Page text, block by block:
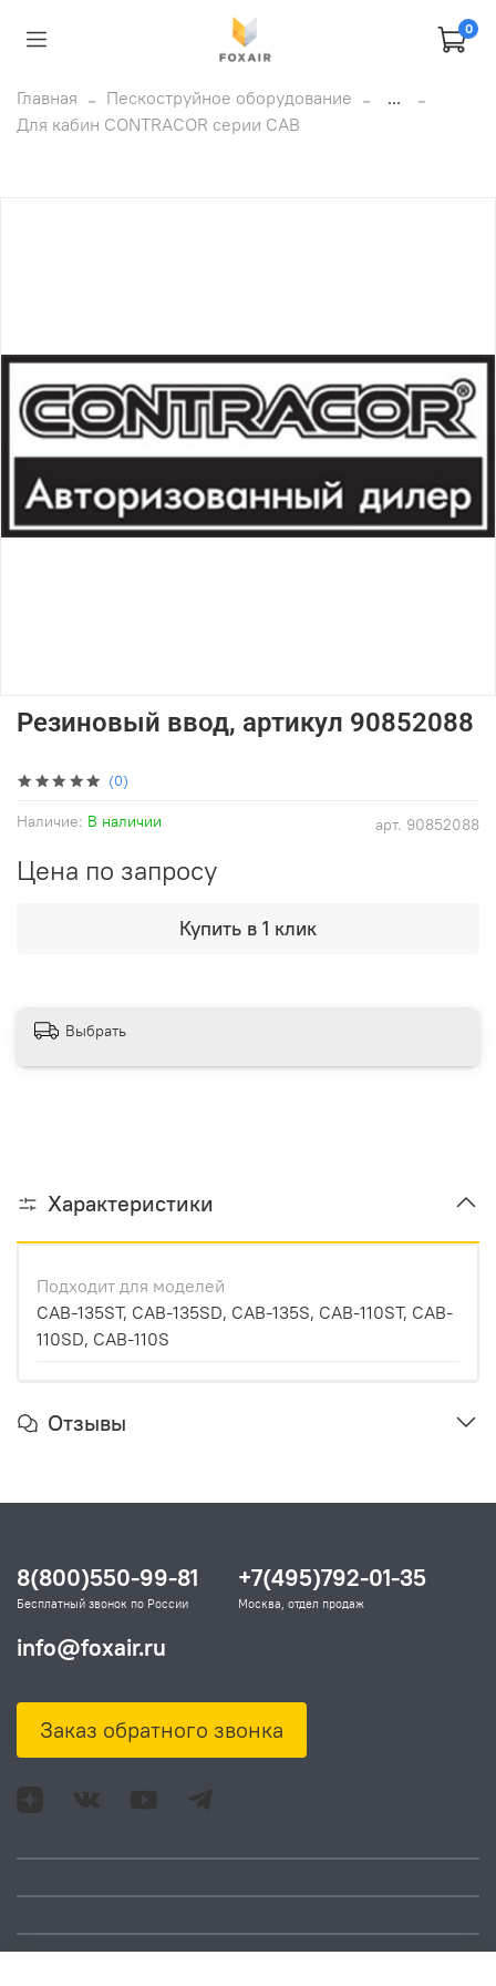
0
Главная Пескоструйное оборудование
...
Для кабин CONTRACOR серии CAB
(0)
арт. 90852088
Наличие: В наличии
Резиновый ввод, артикул 90852088
Цена по запросу
Купить в 1 клик
Выбрать
Характеристики
Подходит для моделей
CAB-135ST, CAB-135SD, CAB-135S, CAB-110ST, CAB-
110SD, CAB-110S
Отзывы
Адрес: Москва, ул.
8(800)550-99-81
Бесплатный звонок по России
+7(495)792-01-35
Москва, отдел продаж
info@foxair.ru
Заказ обратного звонка